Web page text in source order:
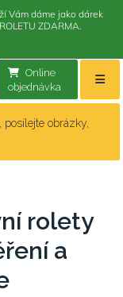
Online
objednávka
posílejte obrázky,
rolety
a
Vám dáme jako dárek
ZDARMA.